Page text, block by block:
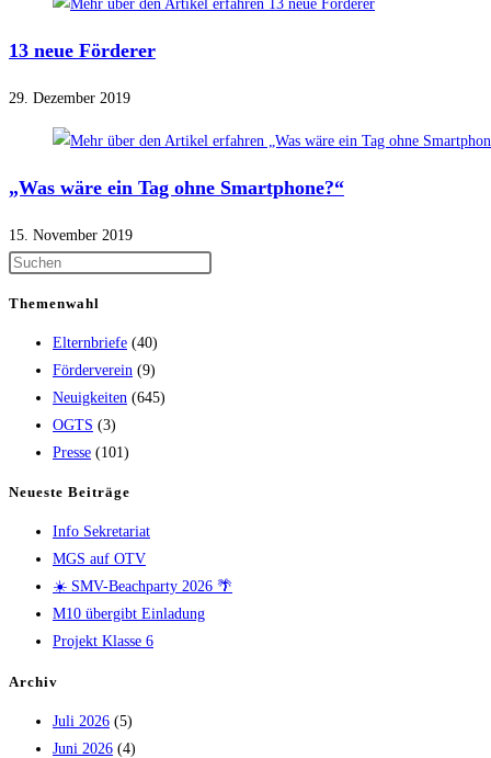
13 neue Förderer
29. Dezember 2019
„Was wäre ein Tag ohne Smartphone?“
15. November 2019
Themenwahl
Elternbriefe (40)
Förderverein (9)
Neuigkeiten (645)
OGTS (3)
Presse (101)
Neueste Beiträge
Info Sekretariat
MGS auf OTV
☀️ SMV-Beachparty 2026 🌴
M10 übergibt Einladung
Projekt Klasse 6
Archiv
Juli 2026 (5)
Juni 2026 (4)